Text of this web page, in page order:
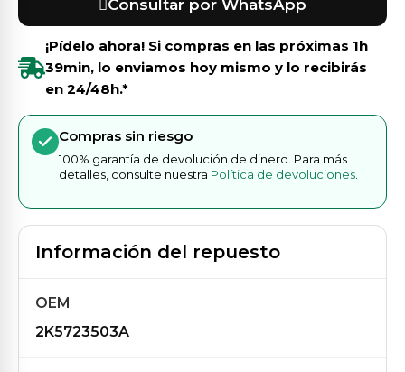
Consultar por WhatsApp
¡Pídelo ahora! Si compras en las próximas 1h
39min, lo enviamos hoy mismo y lo recibirás
en 24/48h.*
Compras sin riesgo
100% garantía de devolución de dinero. Para más
detalles, consulte nuestra Política de devoluciones
Información del repuesto
OEM
2K5723503A